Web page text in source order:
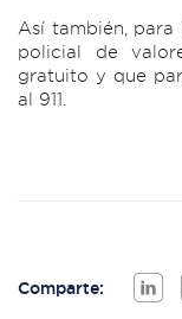
Así también, para
policial de
gratuito y que
al 911.
Comparte: